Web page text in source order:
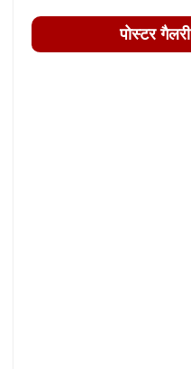
पोस्टर गैलरी